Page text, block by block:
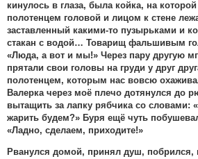
кинулось в глаза, была койка, на
полотенцем головой и лицом к стене
заставленный какими-то пузырьками и
стакан с водой… Товарищ фальшивым
«Люда, а вот и мы!» Через пару другую
прятали свои головы на груди у друг
полотенцем, которым нас вовсю
Валерка через моё плечо дотянулся до
вытащить за лапку рябчика со словами:
жарить будем?» Буря ещё чуть
«Ладно, сделаем, приходите!»
Рванулся домой, принял душ, побрился,